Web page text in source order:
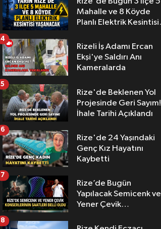
Mahalle ve 8 Köyde
Planlı Elektrik Kesintisi
Rizeli İş Adamı Ercan
Ekşi'ye Saldırı Anı
Kameralarda
4
Rize'de Beklenen Yol
Projesinde Geri Sayım!
İhale Tarihi Açıklandı
5
Rize'de 24 Yaşındaki
Genç Kız Hayatını
Kaybetti
6
Rize’de Bugün
Yapılacak Semicenk ve
Yener Çevik
Belli Oldu
7
8